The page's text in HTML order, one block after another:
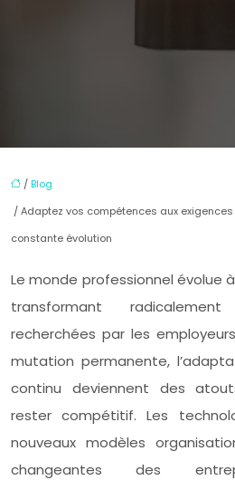
/ Blog
/ Adaptez vos compétences aux
constante évolution
Le monde professionnel évolue
transformant
recherchées par les
mutation permanente,
continu deviennent des
rester compétitif. Les
nouveaux modèles
changeantes des